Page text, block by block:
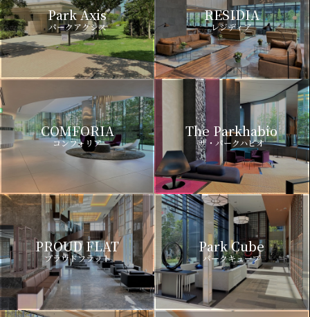
Park Axis
パークアクシス
RESIDIA
レジディア
COMFORIA
コンフォリア
The Parkhabio
ザ・パークハビオ
PROUD FLAT
プラウドフラット
Park Cube
パークキューブ